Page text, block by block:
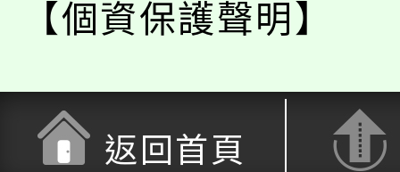
【個資保護聲明】
返回首頁